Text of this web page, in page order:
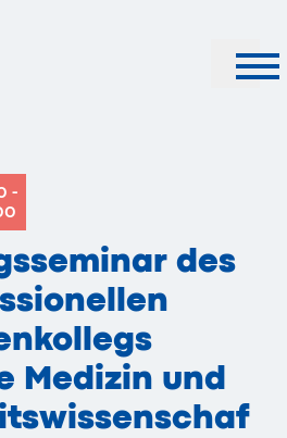
-
des
Medizin und